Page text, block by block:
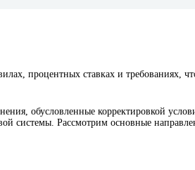
процентных ставках и требованиях,
обусловленные корректировкой
системы. Рассмотрим основные